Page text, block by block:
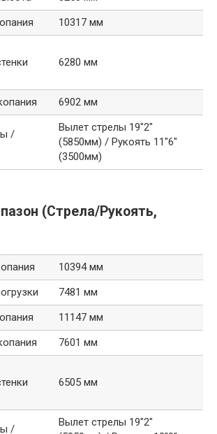
10317 мм
6280 мм
6902 мм
/
Вылет стрелы 19″2″
(5850мм) / Рукоять 11″6″
(3500мм)
(Стрела/Рукоять,
10394 мм
7481 мм
11147 мм
7601 мм
6505 мм
/
Вылет стрелы 19″2″